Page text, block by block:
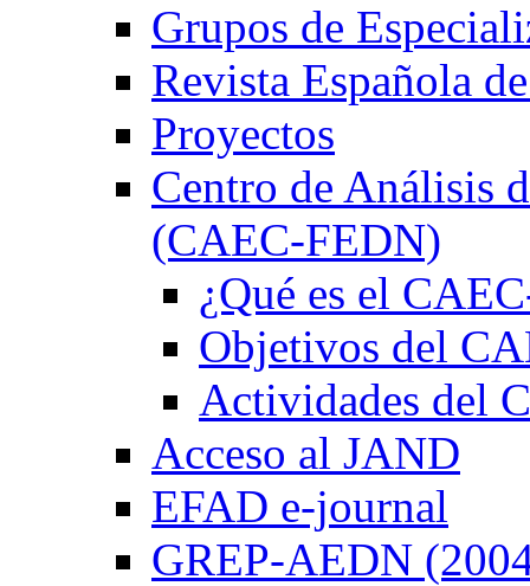
Grupos de
Revista Española
Proyectos
Centro de Análisis
(CAEC-FEDN)
¿Qué es el
Objetivos del
Actividades del
Acceso al JAND
EFAD e-journal
GREP-AEDN